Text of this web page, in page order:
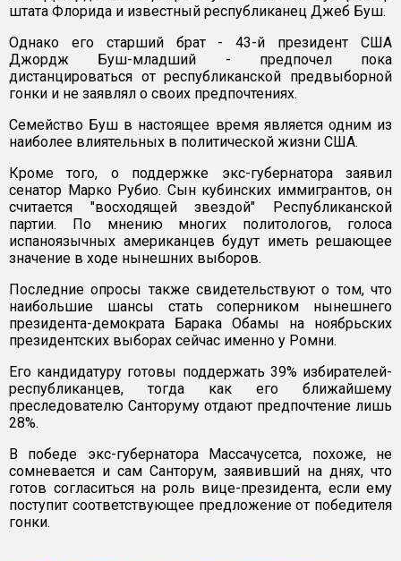
штата Флорида и известный республиканец Джеб Буш.
Однако его старший брат - 43-й президент США
Джордж Буш-младший - предпочел пока
дистанцироваться от республиканской предвыборной
гонки и не заявлял о своих предпочтениях.
Семейство Буш в настоящее время является одним из
наиболее влиятельных в политической жизни США.
Кроме того, о поддержке экс-губернатора заявил
сенатор Марко Рубио. Сын кубинских иммигрантов, он
считается "восходящей звездой" Республиканской
партии. По мнению многих политологов, голоса
испаноязычных американцев будут иметь решающее
значение в ходе нынешних выборов.
Последние опросы также свидетельствуют о том, что
наибольшие шансы стать соперником нынешнего
президента-демократа Барака Обамы на ноябрьских
президентских выборах сейчас именно у Ромни.
Его кандидатуру готовы поддержать 39% избирателей-
республиканцев, тогда как его ближайшему
преследователю Санторуму отдают предпочтение лишь
28%.
В победе экс-губернатора Массачусетса, похоже, не
сомневается и сам Санторум, заявивший на днях, что
готов согласиться на роль вице-президента, если ему
поступит соответствующее предложение от победителя
гонки.